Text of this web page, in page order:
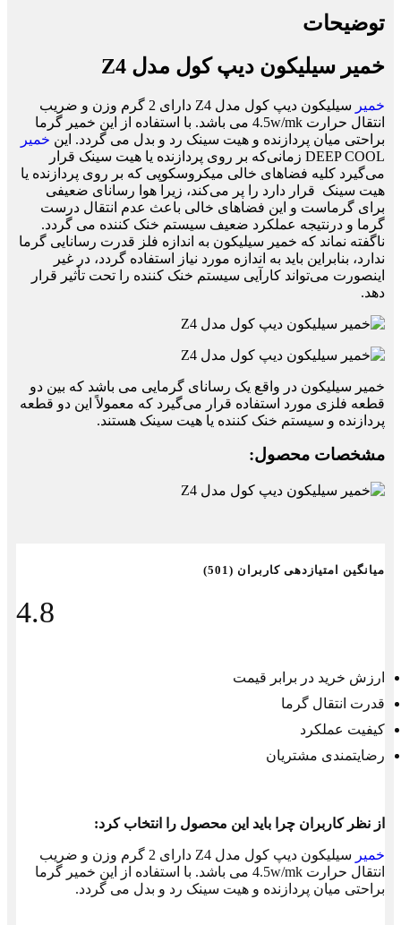
توضیحات
خمیر سیلیکون دیپ کول مدل Z4
خمیر
سیلیکون دیپ کول مدل Z4 دارای 2 گرم وزن و ضریب
انتقال حرارت 4.5w/mk می باشد. با استفاده از این خمیر گرما
براحتی میان پردازنده و هیت‌ سینک رد و بدل می گردد. این خمیر
DEEP COOL زمانی‌که بر روی پردازنده یا هیت‌ سینک قرار
می‌گیرد کلیه فضاهای خالی میکروسکوپی که بر روی پردازنده یا
هیت‌ سینک قرار دارد را پر می‌کند، زیرا هوا رسانای ضعیفی
برای گرماست و این فضاهای خالی باعث عدم انتقال درست
گرما و درنتیجه عملکرد ضعیف سیستم خنک کننده می گردد.
ناگفته نماند که خمیر سیلیکون به اندازه فلز قدرت رسانایی گرما
ندارد، بنابراین باید به اندازه مورد نیاز استفاده گردد، در غیر
اینصورت می‌تواند کارآیی سیستم خنک کننده را تحت تأثیر قرار
دهد.
خمیر سیلیکون در واقع یک رسانای گرمایی می باشد که بین دو
قطعه فلزی مورد استفاده قرار می‌گیرد که معمولاً این دو قطعه
پردازنده و سیستم خنک کننده یا هیت‌ سینک هستند.
مشخصات محصول:
میانگین امتیازدهی کاربران (501)
4.8
ارزش خرید در برابر قیمت
قدرت انتقال گرما
کیفیت عملکرد
رضایتمندی مشتریان
از نظر کاربران چرا باید این محصول را انتخاب کرد:
خمیر
سیلیکون دیپ کول مدل Z4 دارای 2 گرم وزن و ضریب
انتقال حرارت 4.5w/mk می باشد. با استفاده از این خمیر گرما
براحتی میان پردازنده و هیت‌ سینک رد و بدل می گردد.